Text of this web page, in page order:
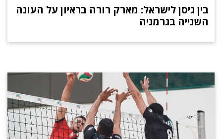
בין גיסן לישראל: מארק רורה בראיון על העונה
השנייה בגרמניה